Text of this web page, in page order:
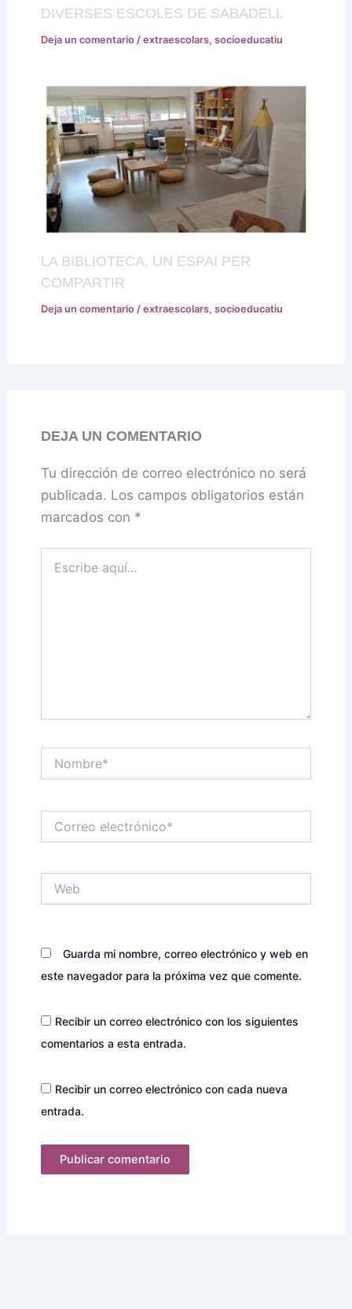
DIVERSES ESCOLES DE SABADELL
Deja un comentario / extraescolars, socioeducatiu
LA BIBLIOTECA, UN ESPAI PER
COMPARTIR
Deja un comentario / extraescolars, socioeducatiu
DEJA UN COMENTARIO
Tu dirección de correo electrónico no será
publicada. Los campos obligatorios están
marcados con *
aquí...
electrónico*
Guarda mi nombre, correo electrónico y web en
este navegador para la próxima vez que comente.
Recibir un correo electrónico con los siguientes
comentarios a esta entrada.
Recibir un correo electrónico con cada nueva
entrada.